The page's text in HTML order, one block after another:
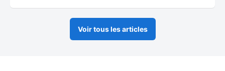
Voir tous les articles